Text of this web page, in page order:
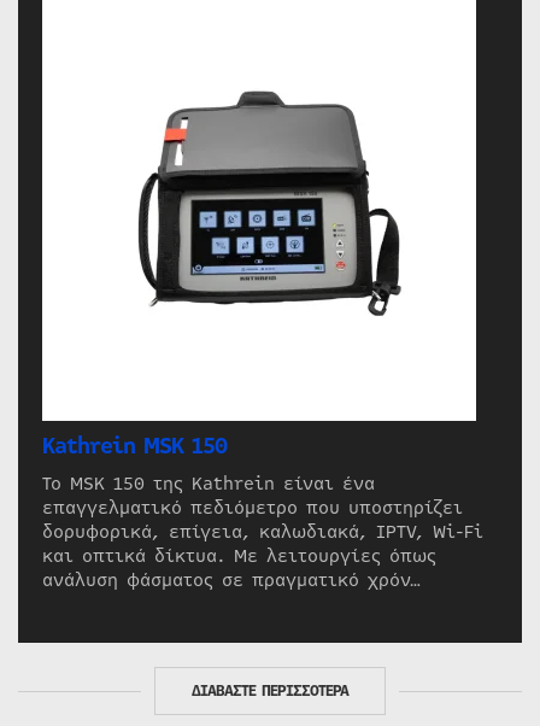
Kathrein MSK 150
Το MSK 150 της Kathrein είναι ένα
επαγγελματικό πεδιόμετρο που υποστηρίζει
δορυφορικά, επίγεια, καλωδιακά, IPTV, Wi-Fi
και οπτικά δίκτυα. Με λειτουργίες όπως
ανάλυση φάσματος σε πραγματικό χρόν…
ΔΙΑΒΑΣΤΕ ΠΕΡΙΣΣΟΤΕΡΑ